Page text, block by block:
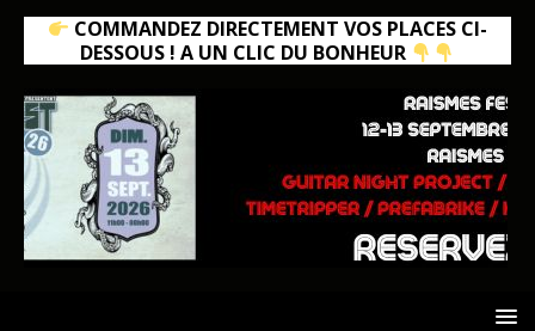
COMMANDEZ DIRECTEMENT VOS PLACES CI-
DESSOUS ! A UN CLIC DU BONHEUR